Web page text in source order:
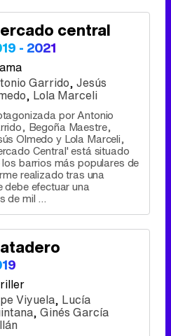
central
- 2021
Garrido, Jesús
, Lola Marceli
por Antonio
Begoña Maestre,
Olmedo y Lola Marceli,
Central' está situado
barrios más populares de
realizado tras una
debe efectuar una
de mil ...
Viyuela, Lucía
, Ginés García